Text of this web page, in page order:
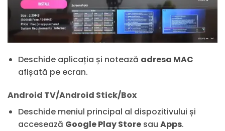
Deschide aplicația și notează adresa MAC
afișată pe ecran.
Android TV/Android Stick/Box
Deschide meniul principal al dispozitivului și
accesează Google Play Storesau Apps.